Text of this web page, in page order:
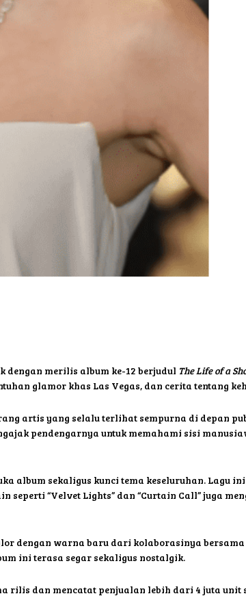
merilis album ke-12 berjudul The Life of a
glamor khas Las Vegas, dan cerita tentang
artis yang selalu terlihat sempurna di depan
pendengarnya untuk memahami sisi
album sekaligus kunci tema keseluruhan. Lagu
“Velvet Lights” dan “Curtain Call” juga
dengan warna baru dari kolaborasinya
ini terasa segar sekaligus nostalgik.
rilis dan mencatat penjualan lebih dari 4 juta unit